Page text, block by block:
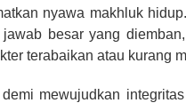
nyawa makhluk
besar yang
terabaikan atau kurang
mewujudkan